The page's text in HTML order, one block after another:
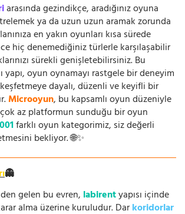
arasında gezindikçe, aradığınız oyuna
ya da uzun uzun aramak zorunda
en yakın oyunları kısa sürede
hiç denemediğiniz türlerle karşılaşabilir
sürekli genişletebilirsiniz. Bu
yapı, oyun oynamayı rastgele bir deneyim
dayalı, düzenli ve keyifli bir
Microoyun, bu kapsamlı oyun düzeniyle
az platformun sunduğu bir oyun
farklı oyun kategorimiz, siz değerli
bekliyor. 🌐✨
👻
gelen bu evren, labirentyapısı içinde
alma üzerine kuruludur. Darkoridorlar